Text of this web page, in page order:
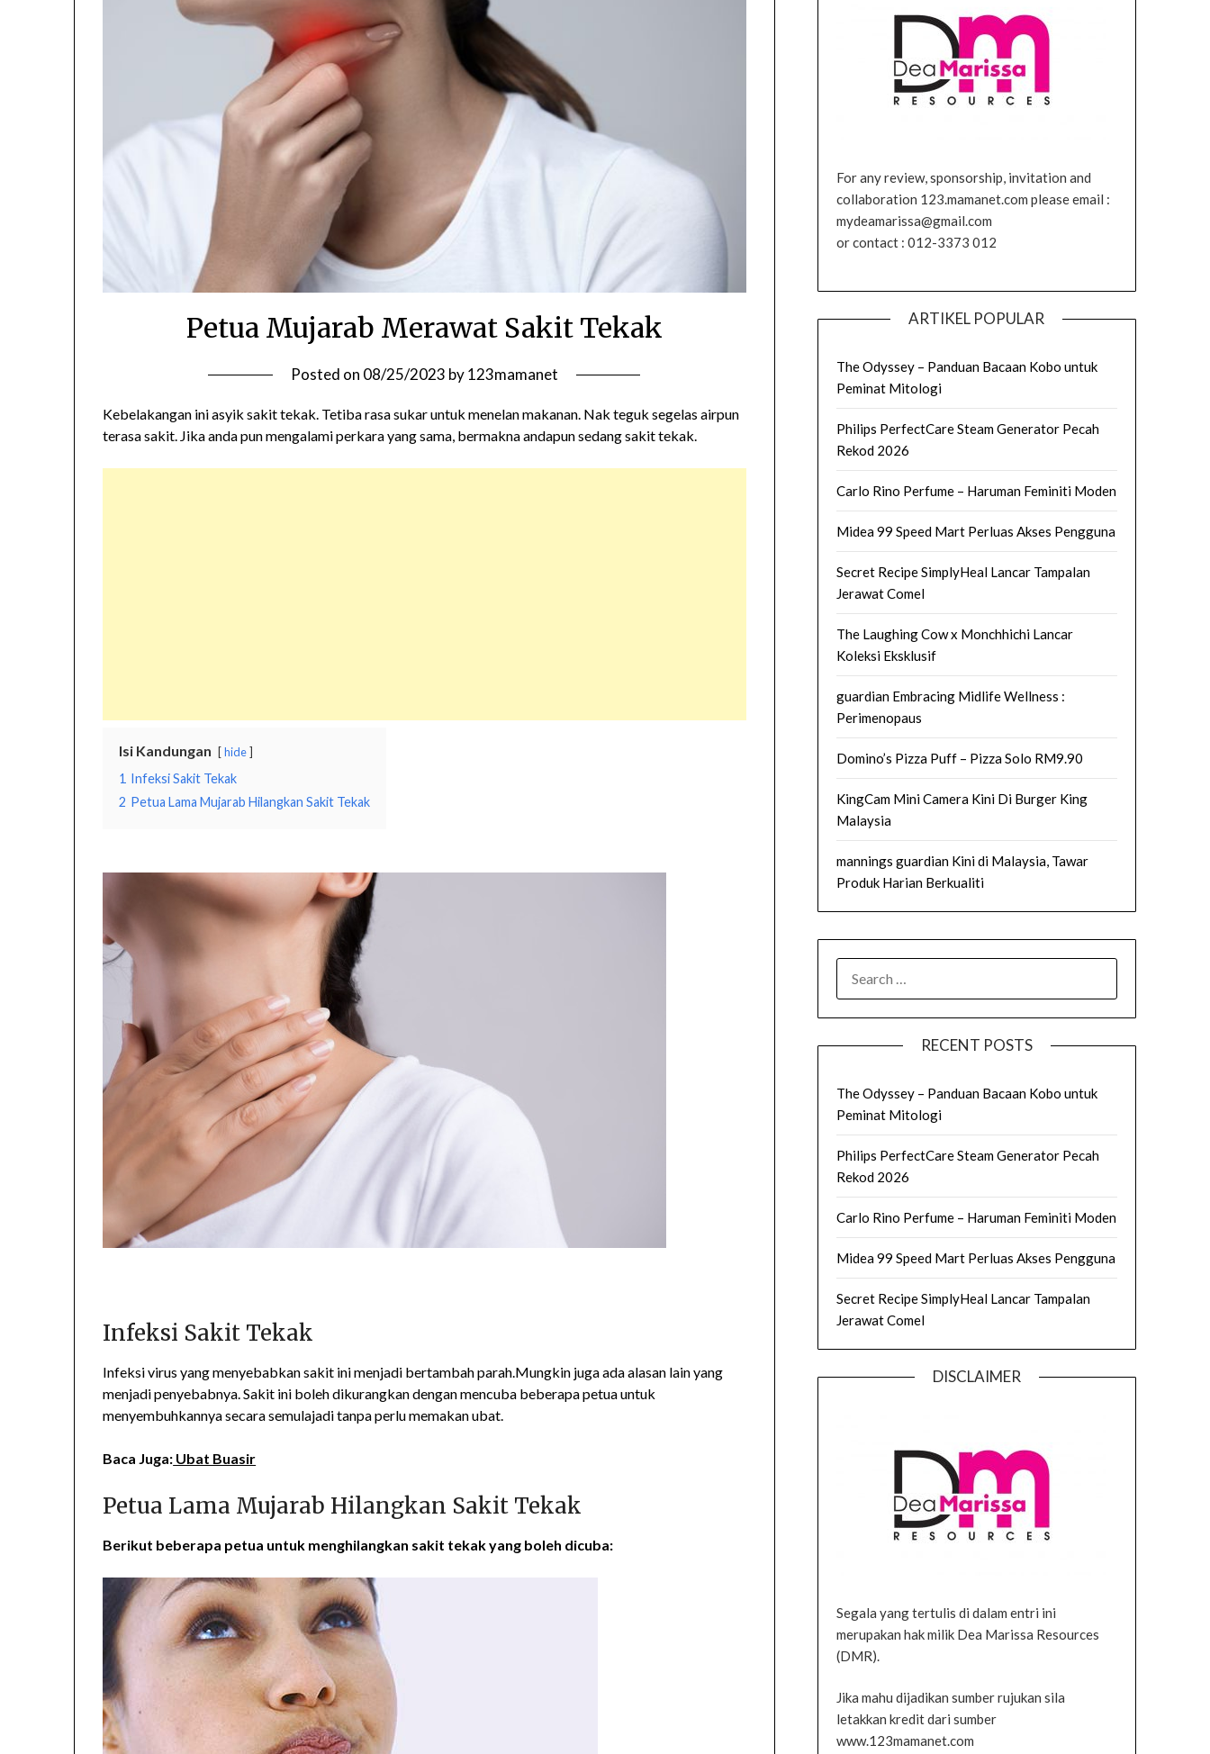
Petua Mujarab Merawat Sakit Tekak
Posted on 08/25/2023 by123mamanet
Kebelakangan ini asyik sakit tekak. Tetiba rasa sukar untuk menelan makanan. Nak teguk segelas airpun
terasa sakit. Jika anda pun mengalami perkara yang sama, bermakna andapun sedang sakit tekak.
Isi Kandungan hide
1 Infeksi Sakit Tekak
2 Petua Lama Mujarab Hilangkan Sakit Tekak
Infeksi Sakit Tekak
Infeksi virus yang menyebabkan sakit ini menjadi bertambah parah.Mungkin juga ada alasan lain yang
menjadi penyebabnya. Sakit ini boleh dikurangkan dengan mencuba beberapa petua untuk
menyembuhkannya secara semulajadi tanpa perlu memakan ubat.
Baca Juga: Ubat Buasir
Petua Lama Mujarab Hilangkan Sakit Tekak
Berikut beberapa petua untuk menghilangkan sakit tekak yang boleh dicuba:
For any review, sponsorship, invitation and
collaboration 123.mamanet.com please email :
mydeamarissa@gmail.com
or contact : 012-3373 012
ARTIKEL POPULAR
The Odyssey – Panduan Bacaan Kobo untuk
Peminat Mitologi
Philips PerfectCare Steam Generator Pecah
Rekod 2026
Carlo Rino Perfume – Haruman Feminiti Moden
Midea 99 Speed Mart Perluas Akses Pengguna
Secret Recipe SimplyHeal Lancar Tampalan
Jerawat Comel
The Laughing Cow x Monchhichi Lancar
Koleksi Eksklusif
guardian Embracing Midlife Wellness :
Perimenopaus
Domino’s Pizza Puff – Pizza Solo RM9.90
KingCam Mini Camera Kini Di Burger King
Malaysia
mannings guardian Kini di Malaysia, Tawar
Produk Harian Berkualiti
FOR:
RECENT POSTS
The Odyssey – Panduan Bacaan Kobo untuk
Peminat Mitologi
Philips PerfectCare Steam Generator Pecah
Rekod 2026
Carlo Rino Perfume – Haruman Feminiti Moden
Midea 99 Speed Mart Perluas Akses Pengguna
Secret Recipe SimplyHeal Lancar Tampalan
Jerawat Comel
DISCLAIMER
Segala yang tertulis di dalam entri ini
merupakan hak milik Dea Marissa Resources
(DMR).
Jika mahu dijadikan sumber rujukan sila
letakkan kredit dari sumber
www.123mamanet.com